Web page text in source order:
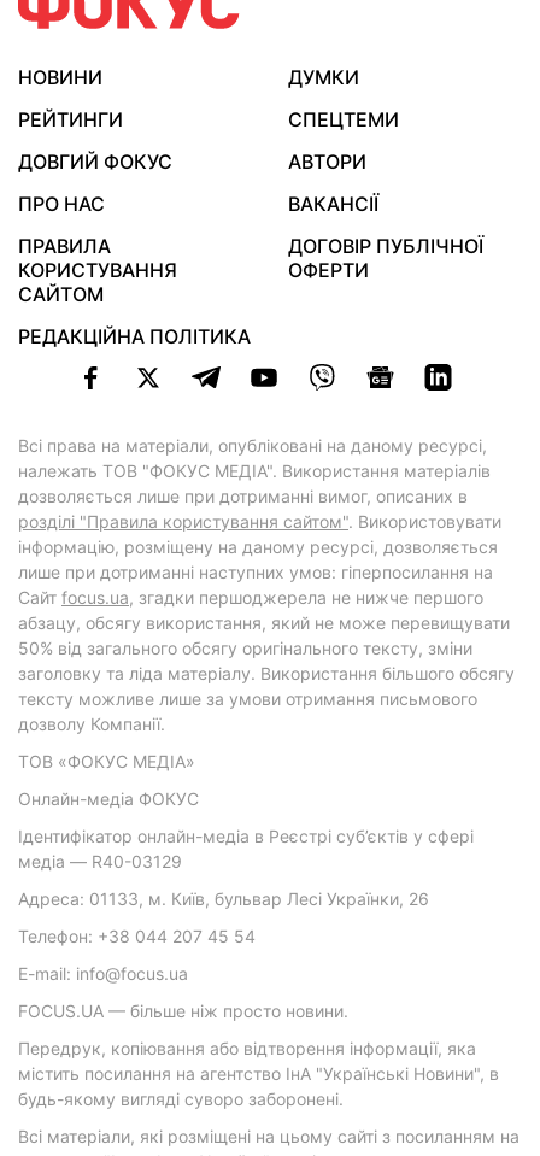
НОВИНИ
ДУМКИ
РЕЙТИНГИ
СПЕЦТЕМИ
ДОВГИЙ ФОКУС
АВТОРИ
ПРО НАС
ВАКАНСІЇ
ПРАВИЛА
КОРИСТУВАННЯ
САЙТОМ
ДОГОВІР ПУБЛІЧНОЇ
ОФЕРТИ
РЕДАКЦІЙНА ПОЛІТИКА
Всі права на матеріали, опубліковані на даному ресурсі,
належать ТОВ "ФОКУС МЕДІА". Використання матеріалів
дозволяється лише при дотриманні вимог, описаних в
розділі "Правила користування сайтом". Використовувати
інформацію, розміщену на даному ресурсі, дозволяється
лише при дотриманні наступних умов: гіперпосилання на
Cайт focus.ua, згадки першоджерела не нижче першого
абзацу, обсягу використання, який не може перевищувати
50% від загального обсягу оригінального тексту, зміни
заголовку та ліда матеріалу. Використання більшого обсягу
тексту можливе лише за умови отримання письмового
дозволу Компанії.
ТОВ «ФОКУС МЕДІА»
Онлайн-медіа ФОКУС
Ідентифікатор онлайн-медіа в Реєстрі суб’єктів у сфері
медіа — R40-03129
Адреса: 01133, м. Київ, бульвар Лесі Українки, 26
Телефон: +38 044 207 45 54
E-mail: info@focus.ua
FOCUS.UA — більше ніж просто новини.
Передрук, копіювання або відтворення інформації, яка
містить посилання на агентство ІнА "Українські Новини", в
будь-якому вигляді суворо заборонені.
Всі матеріали, які розміщені на цьому сайті з посиланням на